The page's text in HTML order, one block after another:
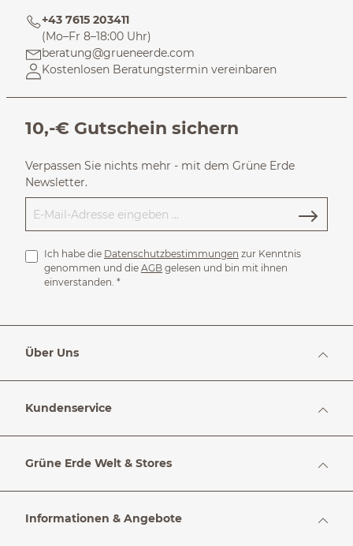
+43 7615 203411
(Mo–Fr 8–18:00 Uhr)
beratung@grueneerde.com
Kostenlosen Beratungstermin vereinbaren
10,-€ Gutschein sichern
Verpassen Sie nichts mehr - mit dem Grüne Erde
Newsletter.
Ich habe die Datenschutzbestimmungen zur Kenntnis
genommen und die AGB gelesen und bin mit ihnen
einverstanden. *
Über Uns
Kundenservice
Grüne Erde Welt & Stores
Informationen & Angebote